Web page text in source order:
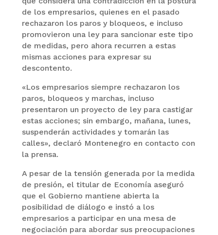
de los empresarios, quienes en el pasado
rechazaron los paros y bloqueos, e incluso
promovieron una ley para sancionar este tipo
de medidas, pero ahora recurren a estas
mismas acciones para expresar su
descontento.
«Los empresarios siempre rechazaron los
paros, bloqueos y marchas, incluso
presentaron un proyecto de ley para castigar
estas acciones; sin embargo, mañana, lunes,
suspenderán actividades y tomarán las
calles», declaró Montenegro en contacto con
la prensa.
A pesar de la tensión generada por la medida
de presión, el titular de Economía aseguró
que el Gobierno mantiene abierta la
posibilidad de diálogo e instó a los
empresarios a participar en una mesa de
negociación para abordar sus preocupaciones